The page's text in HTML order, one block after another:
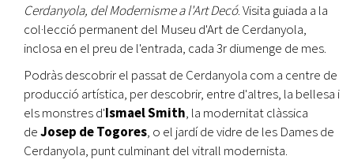
Cerdanyola, del Modernisme a l'Art Decó. Visita guiada a la
col·lecció permanent del Museu d'Art de Cerdanyola,
inclosa en el preu de l'entrada, cada 3r diumenge de mes.
Podràs descobrir el passat de Cerdanyola com a centre de
producció artística, per descobrir, entre d'altres, la bellesa i
els monstres d'Ismael Smith, la modernitat clàssica
deJosep de Togores, o el jardí de vidre de les Dames de
Cerdanyola, punt culminant del vitrall modernista.